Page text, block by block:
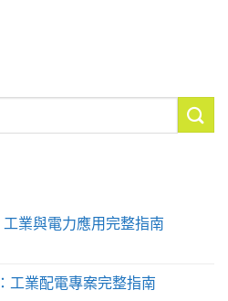
業與電力應用完整指南
工業配電專案完整指南